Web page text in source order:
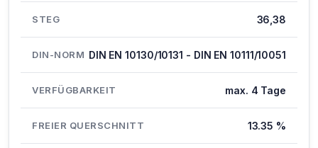
STEG 36,38
DIN-NORM DIN EN 10130/10131 - DIN EN 10111/10051
VERFÜGBARKEIT max. 4 Tage
FREIER QUERSCHNITT 13.35 %